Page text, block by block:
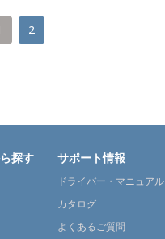
2
探す サポート情報
ドライバー・マニュアル
カタログ
よくあるご質問